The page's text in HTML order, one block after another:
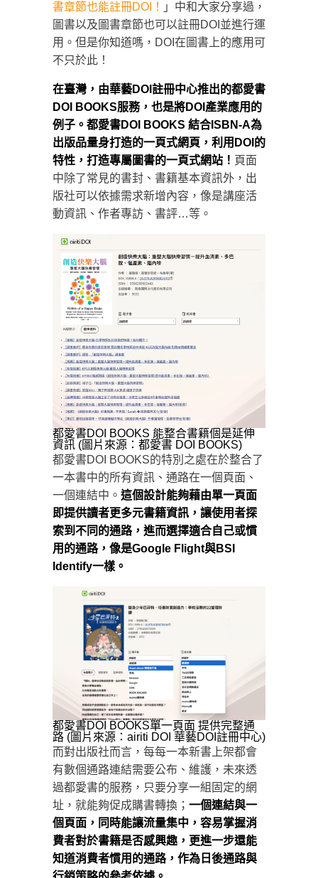
書章節也能註冊DOI！
」中和大家分享過，
圖書以及圖書章節也可以註冊DOI並進行運
用。但是你知道嗎，DOI在圖書上的應用可
不只於此！
在臺灣，由華藝DOI註冊中心推出的都愛書
DOI BOOKS服務，也是將DOI產業應用的
例子。都愛書DOI BOOKS 結合ISBN-A為
出版品量身打造的一頁式網頁，利用DOI的
特性，打造專屬圖書的一頁式網站！ 頁面
中除了常見的書封、書籍基本資訊外，出
版社可以依據需求新增內容，像是講座活
動資訊、作者專訪、書評…等。
都愛書DOI BOOKS 能整合書籍個是延伸
資訊 (圖片來源：都愛書 DOI BOOKS)
都愛書DOI BOOKS的特別之處在於整合了
一本書中的所有資訊、通路在一個頁面、
一個連結中。 這個設計能夠藉由單一頁面
即提供讀者更多元書籍資訊，讓使用者探
索到不同的通路，進而選擇適合自己或慣
用的通路，像是Google Flight與BSI
Identify一樣。
都愛書DOI BOOKS單一頁面 提供完整通
路 (圖片來源：airiti DOI 華藝DOI註冊中心)
而對出版社而言，每每一本新書上架都會
有數個通路連結需要公布、維護，未來透
過都愛書的服務，只要分享一組固定的網
址，就能夠促成購書轉換； 一個連結與一
個頁面，同時能讓流量集中，容易掌握消
費者對於書籍是否感興趣，更進一步還能
知道消費者慣用的通路，作為日後通路與